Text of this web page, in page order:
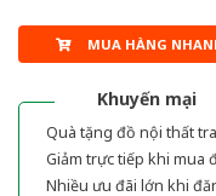
MUA HÀNG
Khuyến mại
Quà tặng đồ nội thất
Giảm trực tiếp khi mua
Nhiều ưu đãi lớn khi